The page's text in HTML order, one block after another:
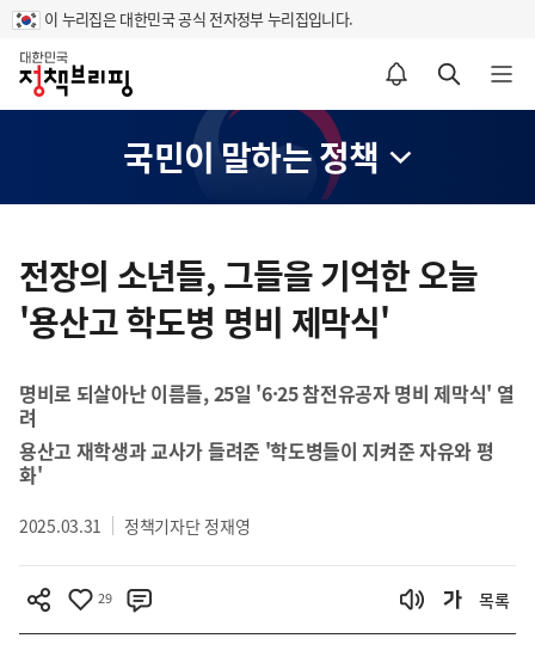
이 누리집은 대한민국 공식 전자정부 누리집입니다.
홈
알림설정 바로가기 검색 바로가기 메뉴 열기
국민이 말하는 정책
텐
츠
영
전장의 소년들, 그들을 기억한 오늘
'용산고 학도병 명비 제막식'
명비로 되살아난 이름들, 25일 '6·25 참전유공자 명비 제막식' 열
려
용산고 재학생과 교사가 들려준 '학도병들이 지켜준 자유와 평
화'
2025.03.31 정책기자단 정재영
29 목록